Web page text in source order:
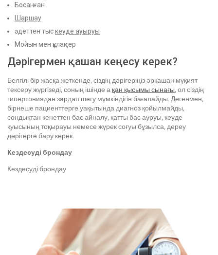
Босанған
Шаршау
әдеттен тыскеуде ауыруы
Мойын мен құлақ тер
Дәрігермен қашан кеңесу керек?
Белгілі бір жасқа жеткенде, сіздің дәрігеріңіз әрқашан мұқият
тексеру жүргізеді, соның ішінде а қан қысымы сынағы, ол сіздің
гипертониядан зардап шегу мүмкіндігін бағалайды. Дегенмен,
бірнеше пациенттерге уақытында диагноз қойылмайды,
сондықтан кенеттен бас айналу, қатты бас ауруы, кеуде
қуысының тоқырауы немесе жүрек соғуы бұзылса, дереу
дәрігерге бару керек.
Кездесуді брондау
Кездесуді брондау